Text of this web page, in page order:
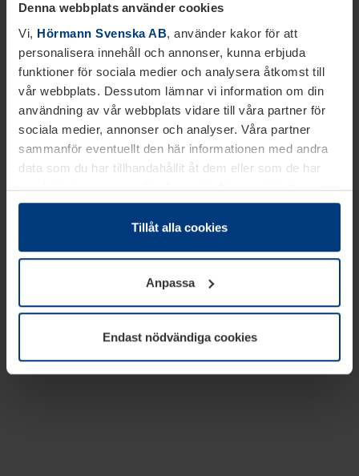
Denna webbplats använder cookies
Vi, Hörmann Svenska AB, använder kakor för att
personalisera innehåll och annonser, kunna erbjuda
funktioner för sociala medier och analysera åtkomst till
vår webbplats. Dessutom lämnar vi information om din
användning av vår webbplats vidare till våra partner för
sociala medier, annonser och analyser. Våra partner
sammanför eventuellt den här informationen med andra
data som du har tillhandahållit åt dem eller som de har
samlat in inom ramen för din användning av tjänsterna.
Juridiskt kan vi lagra kakor på din enhet, om de är
absolut nödvändiga för driften av den här webbplatsen.
godkännande kan du när som helst ändra eller återkalla i
informationen om kakor underDataskyddsförklaring
vår webbplats.
Tillåt alla cookies
Anpassa
Endast nödvändiga cookies